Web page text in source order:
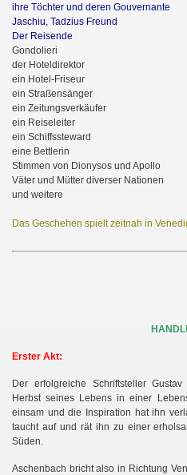
ihre Töchter und deren Gouvernante
Jaschiu, Tadzius Freund
Der Reisende
Gondolieri
der Hoteldirektor
ein Hotel-Friseur
ein Straßensänger
ein Zeitungsverkäufer
ein Reiseleiter
ein Schiffssteward
eine Bettlerin
Stimmen von Dionysos und Apollo
Väter und Mütter diverser Nationen
und weitere
Das Geschehen spielt zeitnah in
Erster Akt:
Der erfolgreiche Schriftsteller
Herbst seines Lebens in einer
einsam und die Inspiration hat ihn
taucht auf und rät ihn zu einer
Süden.
Aschenbach bricht also in Richtung